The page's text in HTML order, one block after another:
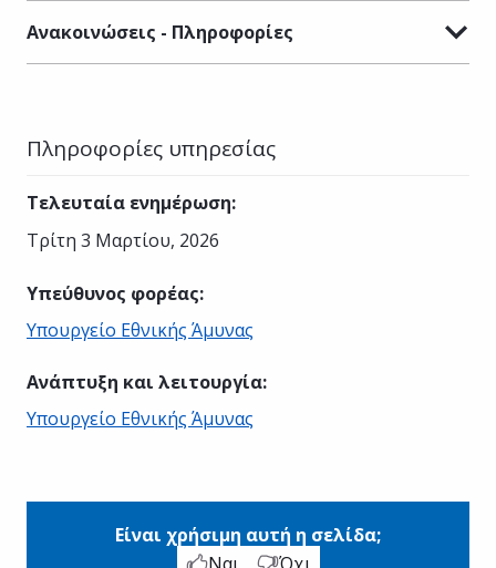
Ανακοινώσεις - Πληροφορίες
Πληροφορίες υπηρεσίας
Τελευταία ενημέρωση:
Τρίτη 3 Μαρτίου, 2026
Υπεύθυνος φορέας:
Υπουργείο Εθνικής Άμυνας
Ανάπτυξη και λειτουργία:
Υπουργείο Εθνικής Άμυνας
Είναι χρήσιμη αυτή η σελίδα;